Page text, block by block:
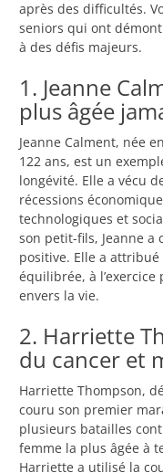
après des difficultés.
seniors qui ont
à des défis majeurs.
1. Jeanne
plus âgée
Jeanne Calment, née
122 ans, est un
longévité. Elle a vécu
récessions
technologiques et
son petit-fils, Jeanne a
positive. Elle a
équilibrée, à
envers la vie.
2. Harriette
du cancer et
Harriette Thompson,
couru son premier
plusieurs batailles
femme la plus âgée à
Harriette a utilisé la